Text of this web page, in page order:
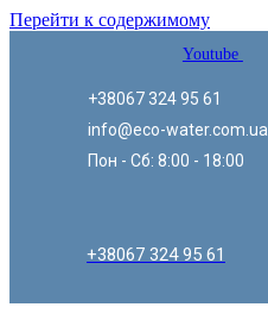
Перейти к содержимому
Youtube
+38067 324 95 61
info@eco-water.com.ua
Пон - Сб: 8:00 - 18:00
+38067 324 95 61